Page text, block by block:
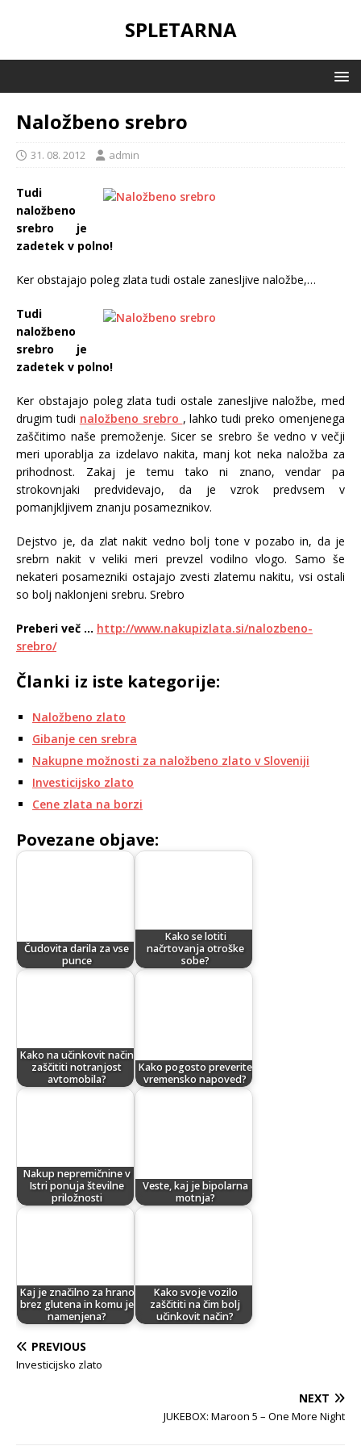
SPLETARNA
Naložbeno srebro
31. 08. 2012 admin
Tudi
naložbeno
srebro je
zadetek v polno!
Ker obstajajo poleg zlata tudi ostale zanesljive naložbe,…
Tudi
naložbeno
srebro je
zadetek v polno!
Ker obstajajo poleg zlata tudi ostale zanesljive naložbe, med
drugim tudi naložbeno srebro , lahko tudi preko omenjenega
zaščitimo naše premoženje. Sicer se srebro še vedno v večji
meri uporablja za izdelavo nakita, manj kot neka naložba za
prihodnost. Zakaj je temu tako ni znano, vendar pa
strokovnjaki predvidevajo, da je vzrok predvsem v
pomanjkljivem znanju posameznikov.
Dejstvo je, da zlat nakit vedno bolj tone v pozabo in, da je
srebrn nakit v veliki meri prevzel vodilno vlogo. Samo še
nekateri posamezniki ostajajo zvesti zlatemu nakitu, vsi ostali
so bolj naklonjeni srebru. Srebro
Preberi več … http://www.nakupizlata.si/nalozbeno-
srebro/
Članki iz iste kategorije:
Naložbeno zlato
Gibanje cen srebra
Nakupne možnosti za naložbeno zlato v Sloveniji
Investicijsko zlato
Cene zlata na borzi
Povezane objave:
Čudovita darila za vse
punce
Kako se lotiti
načrtovanja otroške
sobe?
Kako na učinkovit način
zaščititi notranjost
avtomobila?
Kako pogosto preverite
vremensko napoved?
Nakup nepremičnine v
Istri ponuja številne
priložnosti
Veste, kaj je bipolarna
motnja?
Kaj je značilno za hrano
brez glutena in komu je
namenjena?
Kako svoje vozilo
zaščititi na čim bolj
učinkovit način?
PREVIOUS
Investicijsko zlato
NEXT
JUKEBOX: Maroon 5 – One More Night